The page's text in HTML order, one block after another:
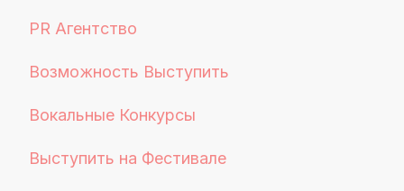
PR Агентство
Возможность Выступить
Вокальные Конкурсы
Выступить на Фестивале